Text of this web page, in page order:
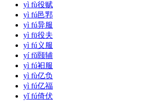
yì fù役赋
yì fú邑郛
yì fú异服
yì fū役夫
yì fú义服
yí fǔ颐辅
yì fú衵服
yì fù亿负
yì fú亿福
yǐ fú倚伏